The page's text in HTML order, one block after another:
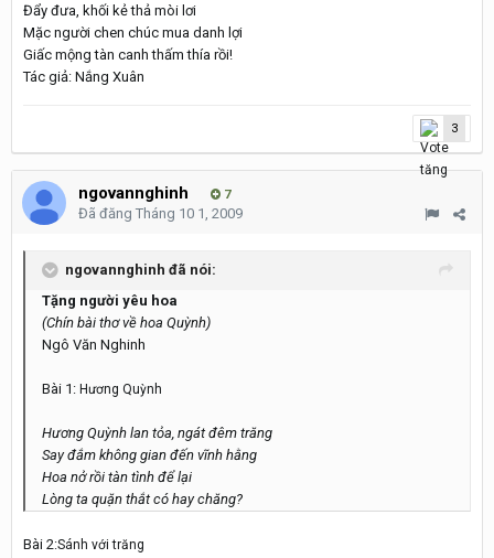
Đẩy đưa, khối kẻ thả mòi lơi
Mặc người chen chúc mua danh lợi
Giấc mộng tàn canh thấm thía rồi!
Tác giả: Nắng Xuân
3
ngovannghinh 7
Đã đăng Tháng 10 1, 2009
ngovannghinh đã nói:
Tặng người yêu hoa
(Chín bài thơ về hoa Quỳnh)
Ngô Văn Nghinh
Bài 1: Hương Quỳnh
Hương Quỳnh lan tỏa, ngát đêm trăng
Say đắm không gian đến vĩnh hằng
Hoa nở rồi tàn tình để lại
Lòng ta quặn thắt có hay chăng?
Bài 2:Sánh với trăng